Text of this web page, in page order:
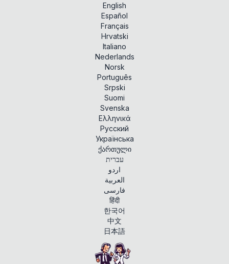
English
Español
Français
Hrvatski
Italiano
Nederlands
Norsk
Português
Srpski
Suomi
Svenska
Ελληνικά
Русский
Українська
ქართული
עברית
اردو
العربية
فارسی
हिंदी
한국어
中文
日本語